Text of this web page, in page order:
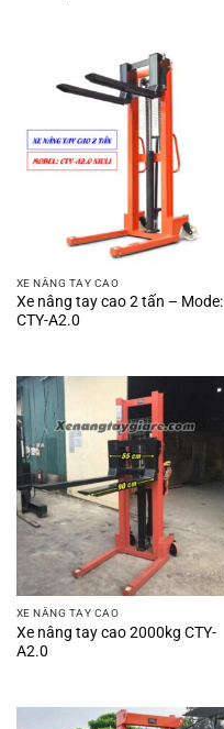
XE NÂNG TAY CAO
Xe nâng tay cao 2 tấn – Mode:
CTY-A2.0
XE NÂNG TAY CAO
Xe nâng tay cao 2000kg CTY-
A2.0